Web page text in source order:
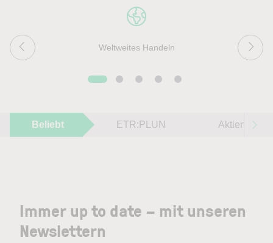
Weltweites Handeln
Beliebt ETR:PLUN Aktien im
Immer up to date – mit unseren
Newslettern